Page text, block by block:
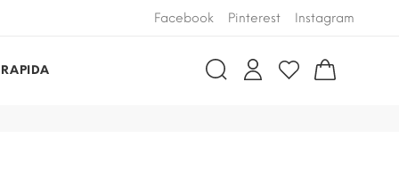
Facebook Pinterest Instagram